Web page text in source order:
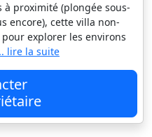
à proximité (plongée sous-
encore), cette villa non-
explorer les environs
lire la suite